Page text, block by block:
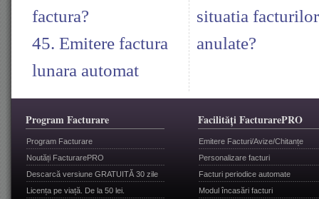
factura?
45. Emitere factura
lunara automat
situatia facturilor
anulate?
Program Facturare
Program Facturare
Noutăți FacturarePRO
Descarcă versiune GRATUITĂ 30 zile
Licența pe viață. De la 50 lei.
Facilități FacturarePRO
Emitere Facturi/Avize/Chitanțe
Personalizare facturi
Facturi periodice automate
Modul încasări facturi